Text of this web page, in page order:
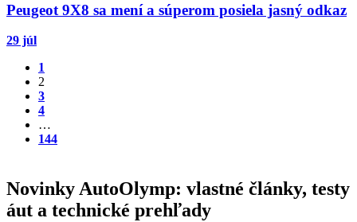
Peugeot 9X8 sa mení a súperom posiela jasný odkaz
29 júl
1
2
3
4
…
144
Novinky AutoOlymp: vlastné články, testy
áut a technické prehľady